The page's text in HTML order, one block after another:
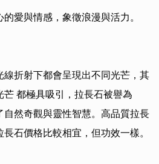
愛與情感，象徵浪漫與活力。
線折射下都會呈現出不同光芒，其
都極具吸引，拉長石被譽為
自然奇觀與靈性智慧。高品質拉長
石價格比較相宜，但功效一樣。